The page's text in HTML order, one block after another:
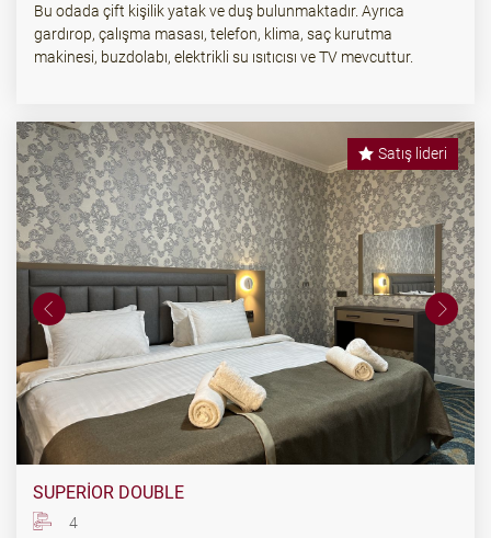
Bu odada çift kişilik yatak ve duş bulunmaktadır. Ayrıca
gardırop, çalışma masası, telefon, klima, saç kurutma
makinesi, buzdolabı, elektrikli su ısıtıcısı ve TV mevcuttur.
SUPERIOR DOUBLE
4
Satış lideri